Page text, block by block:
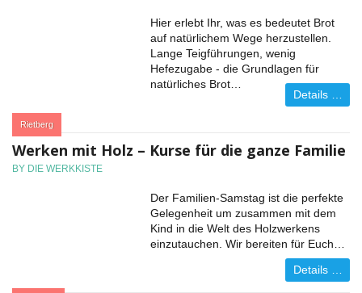
Rietberg
Hier erlebt Ihr, was es bedeutet Brot
auf natürlichem Wege herzustellen.
Lange Teigführungen, wenig
Hefezugabe - die Grundlagen für
natürliches Brot…
Details …
Werken mit Holz – Kurse für die ganze Familie
BY DIE WERKKISTE
Der Familien-Samstag ist die perfekte
Gelegenheit um zusammen mit dem
Kind in die Welt des Holzwerkens
einzutauchen. Wir bereiten für Euch…
Details …